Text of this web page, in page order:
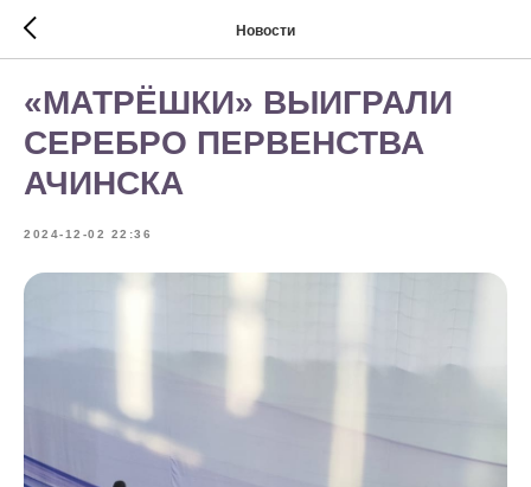
Новости
«МАТРËШКИ» ВЫИГРАЛИ
СЕРЕБРО ПЕРВЕНСТВА
АЧИНСКА
2024-12-02 22:36